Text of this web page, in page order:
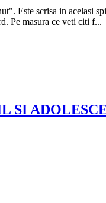
Este scrisa in acelasi
Pe masura ce veti citi f...
SI